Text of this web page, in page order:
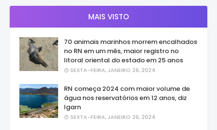
MAIS VISTO
70 animais marinhos morrem encalhados
no RN em um mês, maior registro no
litoral oriental do estado em 25 anos
SEXTA-FEIRA, JANEIRO 26, 2024
RN começa 2024 com maior volume de
água nos reservatórios em 12 anos, diz
Igarn
SEXTA-FEIRA, JANEIRO 26, 2024